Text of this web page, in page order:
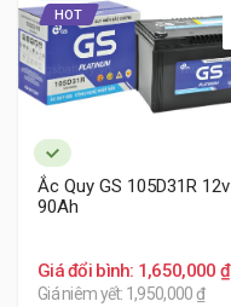
HOT
Ắc Quy GS 105D31R 12v
90Ah
Giá đổi bình: 1,650,000 ₫
Giá niêm yết: 1,950,000 ₫